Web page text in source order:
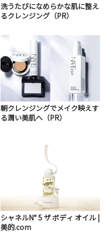
洗うたびになめらかな肌に整え
るクレンジング（PR）
朝クレンジングでメイク映えす
る潤い美肌へ（PR）
シャネルN° 5 ザ ボディ オイル |
美的.com